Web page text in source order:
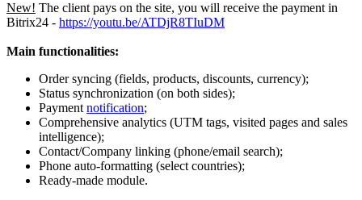
New! The client pays on the site, you will receive the payment in
Bitrix24 - https://youtu.be/ATDjR8TIuDM
Main functionalities:
Order syncing (fields, products, discounts, currency);
Status synchronization (on both sides);
Paymentnotification;
Comprehensive analytics (UTM tags, visited pages and sales
intelligence);
Contact/Company linking (phone/email search);
Phone auto-formatting (select countries);
Ready-made module.